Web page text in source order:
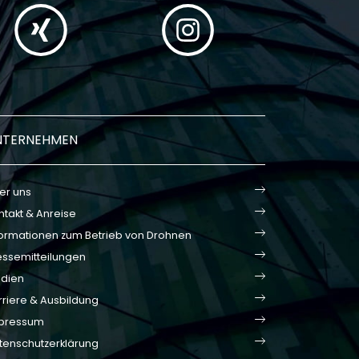
uns
& Anreise
zum Betrieb von Drohnen
& Ausbildung